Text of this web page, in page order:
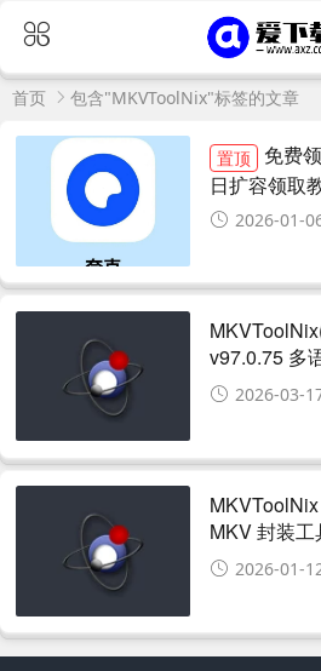
首页 包含"MKVToolNix"标签的文章
置顶
免费
日扩容领取
2026-01-
v97.0.75 多
2026-03-
MKV 封装工
2026-01-